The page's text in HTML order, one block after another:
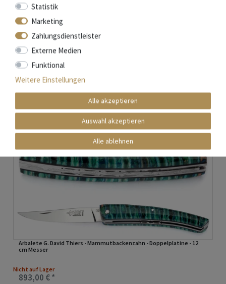
Ähnliche Artikel
Arbalete G. David Thiers - Mammutbackenzahn - Doppelplatine - 12
cm Messer
Nicht auf Lager
893,00 € *
Statistik
Marketing
Zahlungsdienstleister
Externe Medien
Funktional
Weitere Einstellungen
Alle akzeptieren
Auswahl akzeptieren
Alle ablehnen